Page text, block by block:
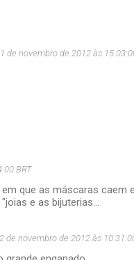
de novembro de 2012 às
BRT
que as máscaras caem
e as bijuterias...
de novembro de 2012 às